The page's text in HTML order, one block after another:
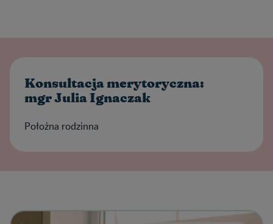
Konsultacja merytoryczna:
mgr Julia Ignaczak
Położna rodzinna